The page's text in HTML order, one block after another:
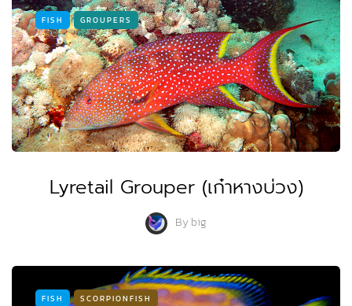
FISH GROUPERS
Lyretail Grouper (เก๋าหางบ่วง)
Bybig
FISH SCORPIONFISH